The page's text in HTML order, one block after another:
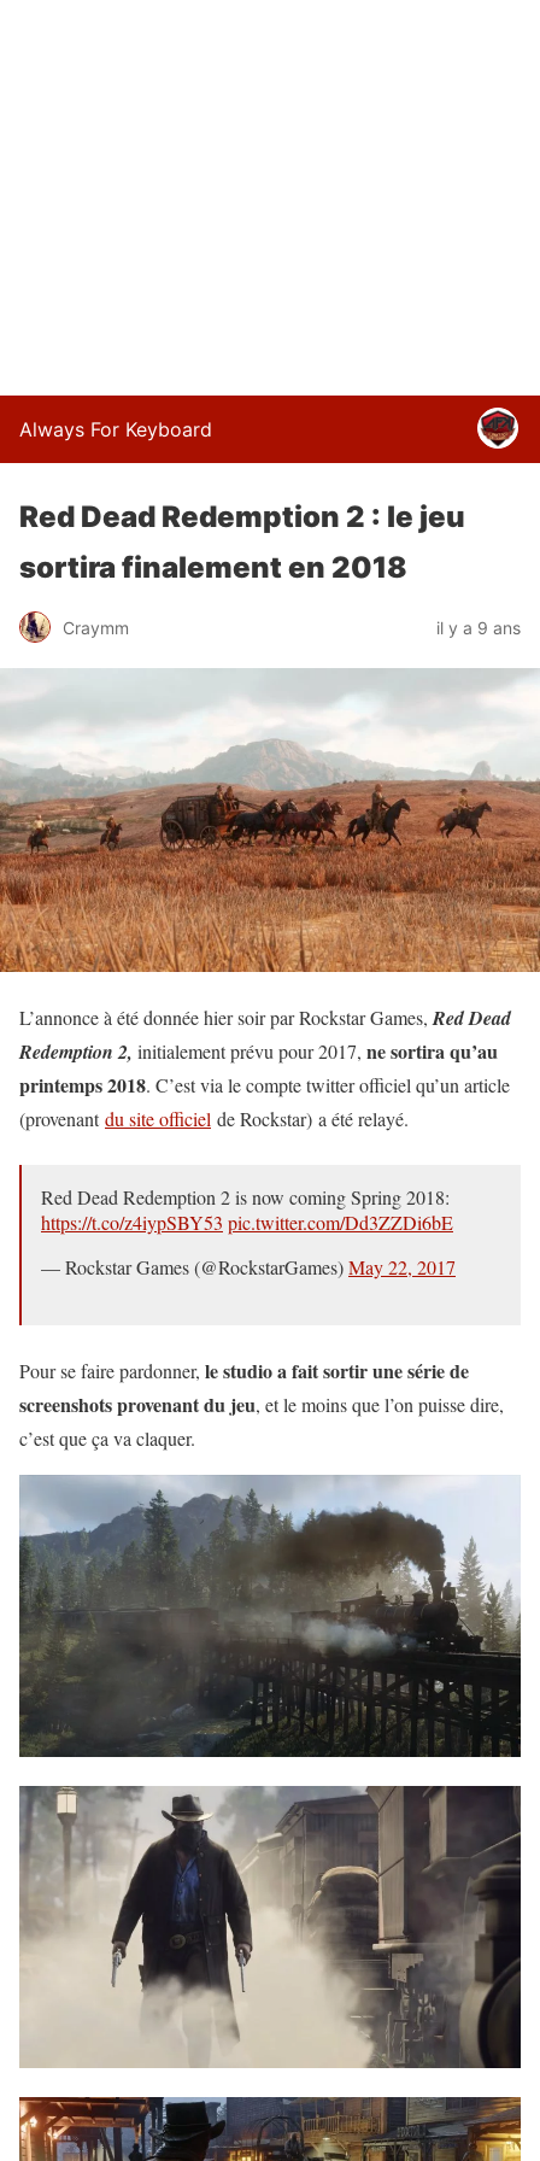
Always For Keyboard
Red Dead Redemption 2 : le jeu
sortira finalement en 2018
Craymm il y a 9 ans
L’annonce à été donnée hier soir par Rockstar Games, Red Dead
Redemption 2, initialement prévu pour 2017, ne sortira qu’au
printemps 2018. C’est via le compte twitter officiel qu’un article
(provenantdu site officiel de Rockstar) a été relayé.
Red Dead Redemption 2 is now coming Spring 2018:
https://t.co/z4iypSBY53 pic.twitter.com/Dd3ZZDi6bE
— Rockstar Games (@RockstarGames)May 22, 2017
Pour se faire pardonner, le studio a fait sortir une série de
screenshots provenant du jeu, et le moins que l’on puisse dire,
c’est que ça va claquer.